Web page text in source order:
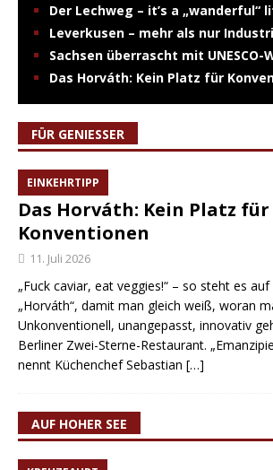
Der Lechweg – it’s a „wanderful“
Leverkusen – mehr als nur
Sachsen überrascht mit UNESCO-
Das Horváth: Kein Platz für
FÜR GENIESSER
EINKEHRTIPP
Das Horváth: Kein Platz für
Konventionen
11. Juli 2026
„Fuck caviar, eat veggies!“ – so steht es
„Horváth“, damit man gleich weiß, woran
Unkonventionell, unangepasst, innovativ
Berliner Zwei-Sterne-Restaurant.
nennt Küchenchef Sebastian […]
AUF HOHER SEE